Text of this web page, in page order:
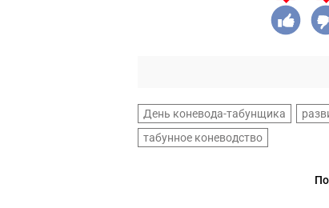
День коневода-табунщика
табунное коневодство